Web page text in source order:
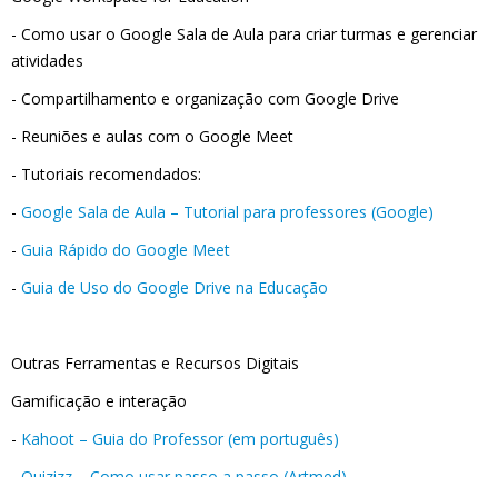
- Como usar o Google Sala de Aula para criar turmas e gerenciar
atividades
- Compartilhamento e organização com Google Drive
- Reuniões e aulas com o Google Meet
- Tutoriais recomendados:
- Google Sala de Aula – Tutorial para professores (Google)
- Guia Rápido do Google Meet
- Guia de Uso do Google Drive na Educação
Outras Ferramentas e Recursos Digitais
Gamificação e interação
- Kahoot – Guia do Professor (em português)